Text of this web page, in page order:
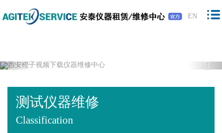
橙子视频下载,橙子视频软件,免费橙子视
频,橙子视频最新版下载
EN
Previous
测试仪器维修
Classification